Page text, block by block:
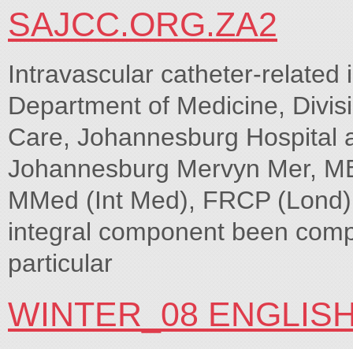
SAJCC.ORG.ZA2
Intravascular catheter-
Department of Medicine,
Care, Johannesburg Hospital
Johannesburg Mervyn Mer,
MMed (Int Med), FRCP
integral component been
particular
WINTER_08